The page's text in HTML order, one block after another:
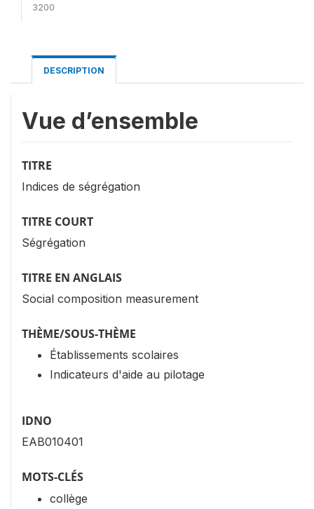
3200
DESCRIPTION
Vue d’ensemble
TITRE
Indices de ségrégation
TITRE COURT
Ségrégation
TITRE EN ANGLAIS
Social composition measurement
THÈME/SOUS-THÈME
Établissements scolaires
Indicateurs d'aide au pilotage
IDNO
EAB010401
MOTS-CLÉS
collège